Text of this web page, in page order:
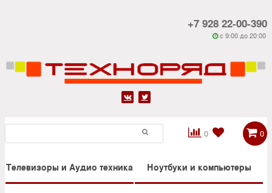
+7 928 22-00-390
 c 9:00 до 20:00
 
0

 0
Телевизоры и Аудио техника Ноутбуки и компьютеры